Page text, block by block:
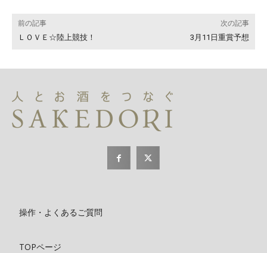
前の記事
ＬＯＶＥ☆陸上競技！
次の記事
3月11日重賞予想
操作・よくあるご質問
TOPページ